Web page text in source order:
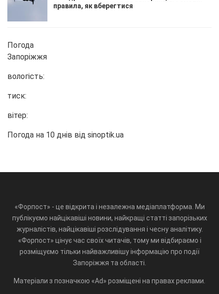
правила, як вберегтися
Погода
Запоріжжя
вологість:
тиск:
вітер:
Погода на 10 днів від sinoptik.ua
«Форпост» - це відкрита і незалежна медіаплатформа. Ми
публікуємо найцікавіші новини, найкращі статті запорізьких
журналістів, найцікавіші розслідування і чесну аналітику.
«Форпост» цінує час своїх читачів, тому ми відбираємо і
розміщуємо тільки найважливішу інформацію про події
Запоріжжя та області.
Матеріали з позначкою «Ad» розміщені на правах реклами.